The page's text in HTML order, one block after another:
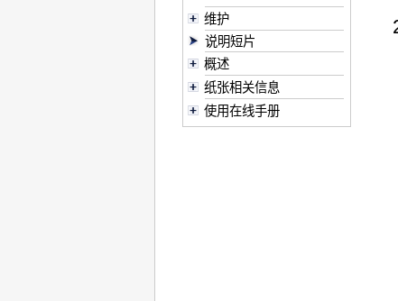
维护
说明短片
概述
纸张相关信息
使用在线手册